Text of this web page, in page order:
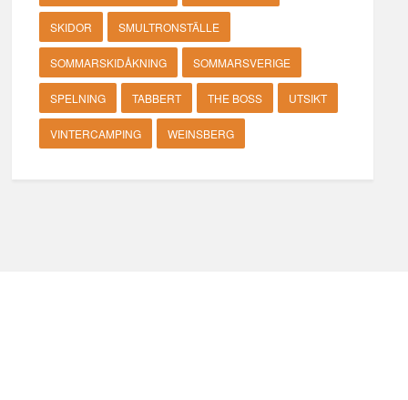
SKIDOR SMULTRONSTÄLLE
SOMMARSKIDÅKNING SOMMARSVERIGE
SPELNING TABBERT THE BOSS UTSIKT
VINTERCAMPING WEINSBERG